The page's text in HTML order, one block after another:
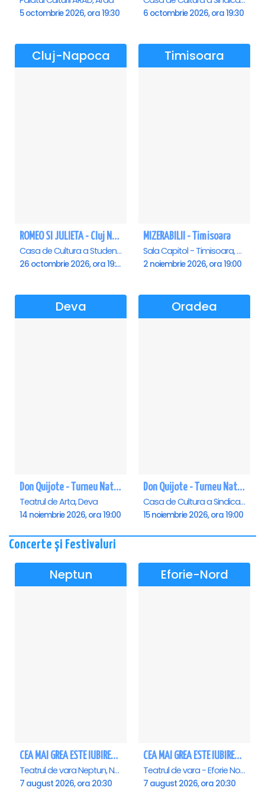
5 octombrie 2026, ora 19:30 6 octombrie 2026, ora 19:30
Cluj-Napoca
ROMEO SI JULIETA - Cluj Napoca
Casa de Cultura a Studentilor Dumitru Farcas, Cluj-Napoca
26 octombrie 2026, ora 19:00
Timisoara
MIZERABILII - Timisoara
Sala Capitol - Timisoara, Timisoara
2 noiembrie 2026, ora 19:00
Deva
Don Quijote - Turneu National de balet - Deva
Teatrul de Arta, Deva
14 noiembrie 2026, ora 19:00
Oradea
Don Quijote - Turneu National de balet - Oradea
Casa de Cultura a Sindicatelor , Oradea
15 noiembrie 2026, ora 19:00
Concerte și Festivaluri
Neptun
CEA MAI GREA ESTE IUBIREA - Neptun
Teatrul de vara Neptun, Neptun
7 august 2026, ora 20:30
Eforie-Nord
CEA MAI GREA ESTE IUBIREA - Eforie Nord
Teatrul de vara - Eforie Nord, Eforie-Nord
7 august 2026, ora 20:30